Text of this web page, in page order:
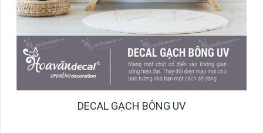
DECAL GẠCH BÔNG UV